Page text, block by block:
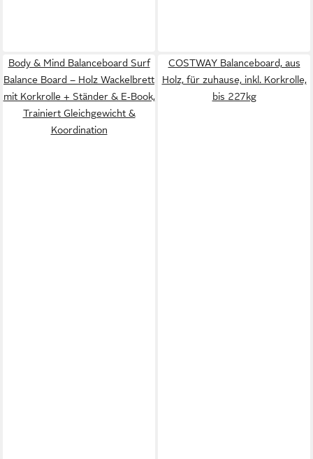
Body & Mind Balanceboard Surf
Balance Board – Holz Wackelbrett
mit Korkrolle + Ständer & E‑Book,
Trainiert Gleichgewicht &
Koordination
COSTWAY Balanceboard, aus
Holz, für zuhause, inkl. Korkrolle,
bis 227kg